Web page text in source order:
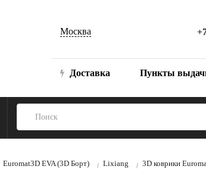
Москва
Доставка Пункты
Euromat3D EVA (3D Борт) Lixiang 3D коврики